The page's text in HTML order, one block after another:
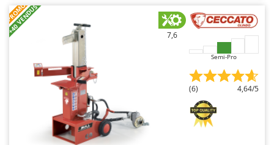
PROMO
+40 VENDUS 7,6
Semi-Pro
(6) 4,64/5